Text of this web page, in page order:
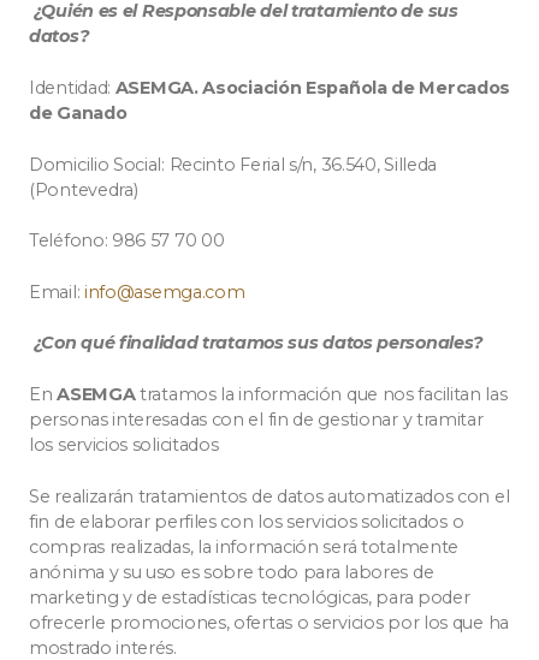
¿Quién es el Responsable del tratamiento de sus
datos?
Identidad: ASEMGA. Asociación Española de Mercados
de Ganado
Domicilio Social: Recinto Ferial s/n, 36.540, Silleda
(Pontevedra)
Teléfono: 986 57 70 00
Email: info@asemga.com
¿Con qué finalidad tratamos sus datos personales?
EnASEMGAtratamos la información que nos facilitan las
personas interesadas con el fin de gestionar y tramitar
los servicios solicitados
Se realizarán tratamientos de datos automatizados con el
fin de elaborar perfiles con los servicios solicitados o
compras realizadas, la información será totalmente
anónima y su uso es sobre todo para labores de
marketing y de estadísticas tecnológicas, para poder
ofrecerle promociones, ofertas o servicios por los que ha
mostrado interés.